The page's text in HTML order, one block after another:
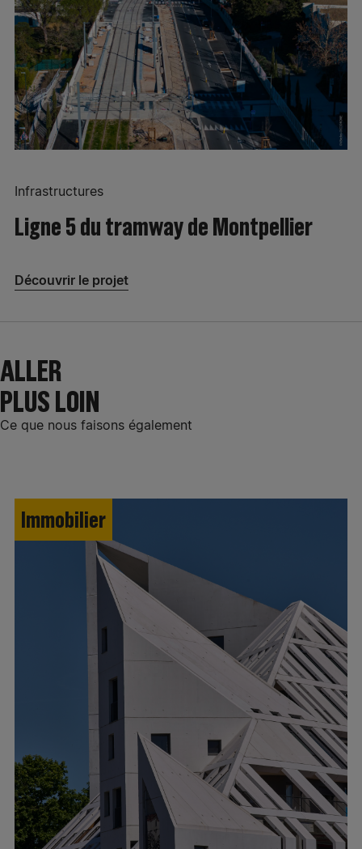
Infrastructures
Ligne 5 du tramway de Montpellier
Découvrir le projet
ALLER
PLUS LOIN
Ce que nous faisons également
Immobilier